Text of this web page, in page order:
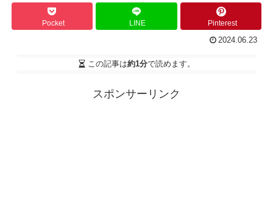
Pocket LINE Pinterest
2024.06.23
この記事は約1分で読めます。
スポンサーリンク